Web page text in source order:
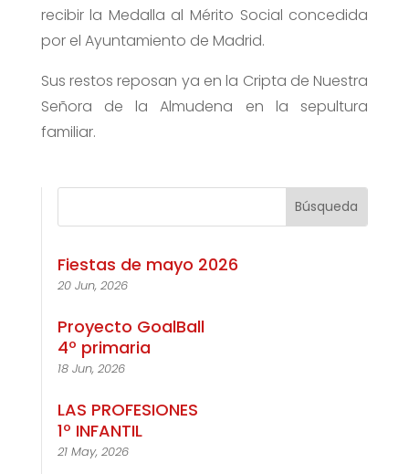
recibir la Medalla al Mérito Social concedida
por el Ayuntamiento de Madrid.
Sus restos reposan ya en la Cripta de Nuestra
Señora de la Almudena en la sepultura
familiar.
Fiestas de mayo 2026
20 Jun, 2026
Proyecto GoalBall
4º primaria
18 Jun, 2026
LAS PROFESIONES
1º INFANTIL
21 May, 2026